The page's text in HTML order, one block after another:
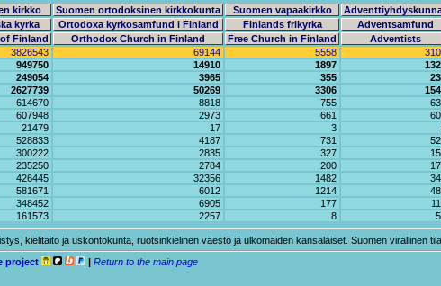
kirkko Suomen ortodoksinen kirkkokunta Suomen vapaakirkko
kyrka Ortodoxa kyrkosamfund i Finland Finlands frikyrka Adventsamfund
Finland Orthodox Church in Finland Free Church in Finland Adventists
3826543 69144 5558
949750 14910 1897
249054 3965 355
2627739 50269 3306
614670 8818 755
607948 2973 661
21479 17 3
528833 4187 731
300222 2835 327
235250 2784 200
426445 32356 1482
581671 6012 1214
348452 6905 177
161573 2257 8
kielitaito ja uskontokunta, ruotsinkielinen väestö jä ulkomaiden kansalaiset. Suomen virallinen
project Return to the main page